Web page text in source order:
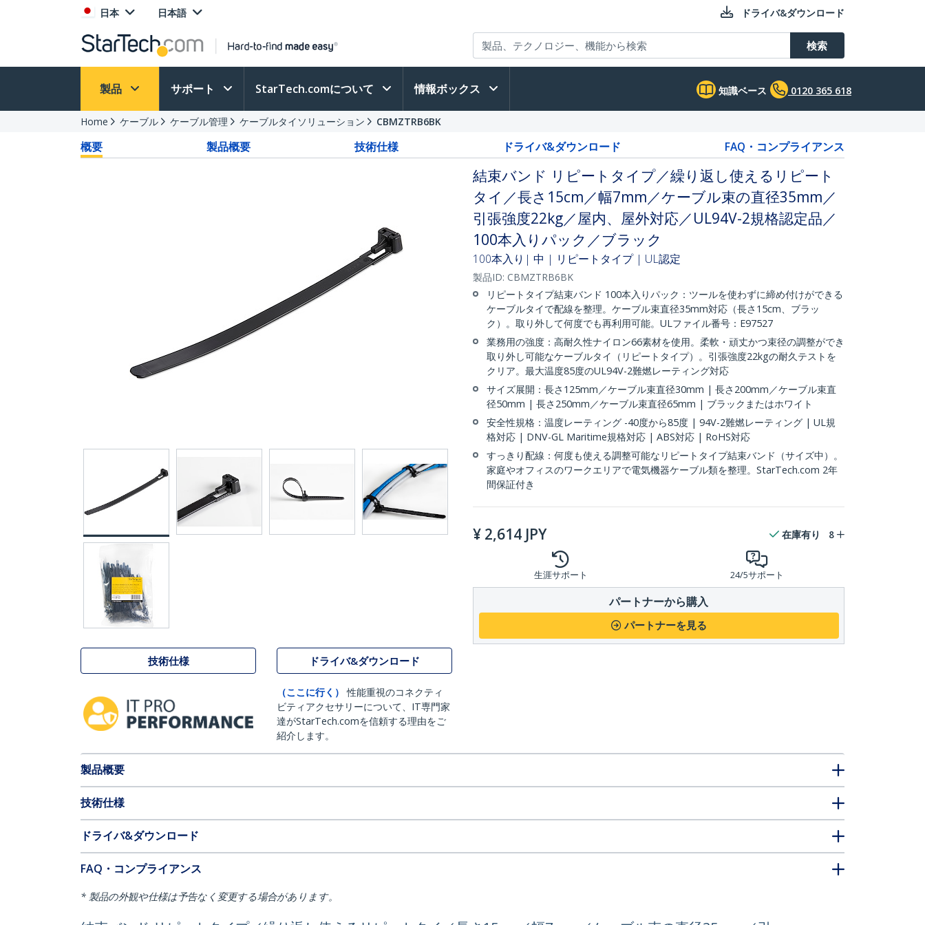
日本 日本語 ドライバ&ダウンロード
検索
製品 サポート StarTech.comについて 情報ボックス 知識ベース 0120 365 618
Home ケーブル ケーブル管理 ケーブルタイソリューション CBMZTRB6BK
概要 製品概要 技術仕様 ドライバ&ダウンロード FAQ・コンプライアンス
技術仕様 ドライバ&ダウンロード
（ここに行く）
性能重視のコネクティ
ビティアクセサリーについて、IT専門家
達がStarTech.comを信頼する理由をご
紹介します。
結束バンド リピートタイプ／繰り返し使えるリピート
タイ／長さ15cm／幅7mm／ケーブル束の直径35mm／
引張強度22kg／屋内、屋外対応／UL94V-2規格認定品／
100本入りパック／ブラック
100本入り| 中 | リピートタイプ | UL認定
製品ID: CBMZTRB6BK
リピートタイプ結束バンド 100本入りパック：ツールを使わずに締め付けができる
ケーブルタイで配線を整理。ケーブル束直径35mm対応（長さ15cm、ブラッ
ク）。取り外して何度でも再利用可能。ULファイル番号：E97527
業務用の強度：高耐久性ナイロン66素材を使用。柔軟・頑丈かつ束径の調整ができ
取り外し可能なケーブルタイ（リピートタイプ）。引張強度22kgの耐久テストを
クリア。最大温度85度のUL94V-2難燃レーティング対応
サイズ展開：長さ125mm／ケーブル束直径30mm | 長さ200mm／ケーブル束直
径50mm | 長さ250mm／ケーブル束直径65mm | ブラックまたはホワイト
安全性規格：温度レーティング -40度から85度 | 94V-2難燃レーティング | UL規
格対応 | DNV-GL Maritime規格対応 | ABS対応 | RoHS対応
すっきり配線：何度も使える調整可能なリピートタイプ結束バンド（サイズ中）。
家庭やオフィスのワークエリアで電気機器ケーブル類を整理。StarTech.com 2年
間保証付き
¥ 2,614 JPY 在庫有り 8
生涯サポート 24/5サポート
パートナーから購入
パートナーを見る
製品概要
技術仕様
ドライバ&ダウンロード
FAQ・コンプライアンス
* 製品の外観や仕様は予告なく変更する場合があります。